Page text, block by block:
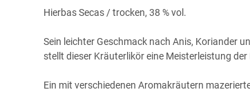
Hierbas Secas / trocken, 38 % vol.
Sein leichter Geschmack nach Anis, Koriander
stellt dieser Kräuterlikör eine Meisterleistung der
Ein mit verschiedenen Aromakräutern